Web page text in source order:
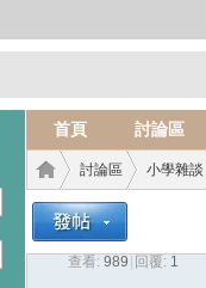
首頁 討論區
討論區
›
小學雜談
查看: 989 回覆: 1